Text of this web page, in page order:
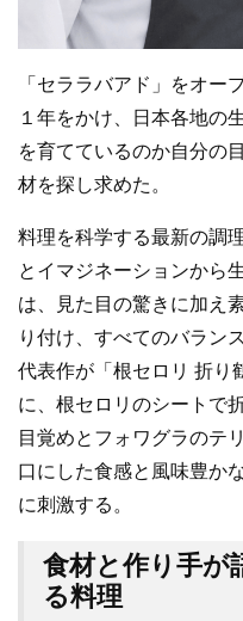
「セララバアド」をオー
１年をかけ、日本各地の
を育てているのか自分の
材を探し求めた。
料理を科学する最新の調
とイマジネーションから
は、見た目の驚きに加え
り付け、すべてのバラン
代表作が「根セロリ 折り
に、根セロリのシートで
目覚めとフォワグラのテ
口にした食感と風味豊か
に刺激する。
食材と作り手が
る料理